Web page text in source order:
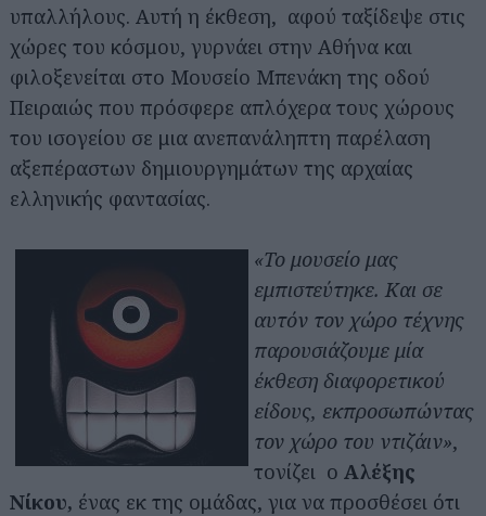
υπαλλήλους. Αυτή η έκθεση, αφού ταξίδεψε στις
χώρες του κόσμου, γυρνάει στην Αθήνα και
φιλοξενείται στο Μουσείο Μπενάκη της οδού
Πειραιώς που πρόσφερε απλόχερα τους χώρους
του ισογείου σε μια ανεπανάληπτη παρέλαση
αξεπέραστων δημιουργημάτων της αρχαίας
ελληνικής φαντασίας.
«Το μουσείο μας
εμπιστεύτηκε. Και σε
αυτόν τον χώρο τέχνης
παρουσιάζουμε μία
έκθεση διαφορετικού
είδους, εκπροσωπώντας
τον χώρο του ντιζάιν»,
τονίζει ο Αλέξης
Νίκου, ένας εκ της ομάδας, για να προσθέσει ότι